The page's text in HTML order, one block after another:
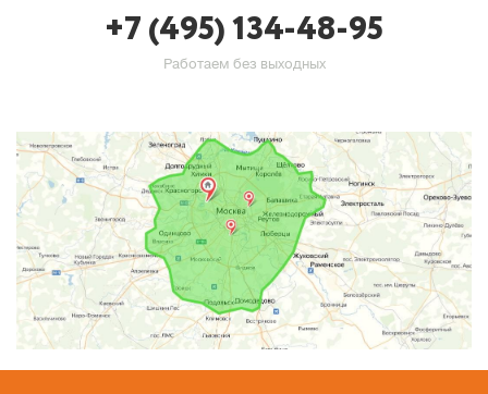
+7 (495) 134-48-95
Работаем без выходных